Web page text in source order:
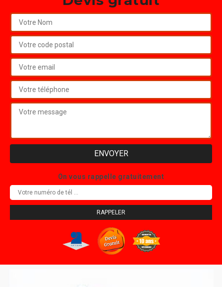
On vous rappelle gratuitement